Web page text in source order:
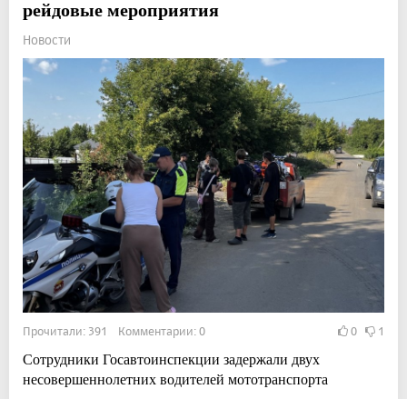
рейдовые мероприятия
Новости
Прочитали: 391 Комментарии: 0 0 1
Сотрудники Госавтоинспекции задержали двух
несовершеннолетних водителей мототранспорта